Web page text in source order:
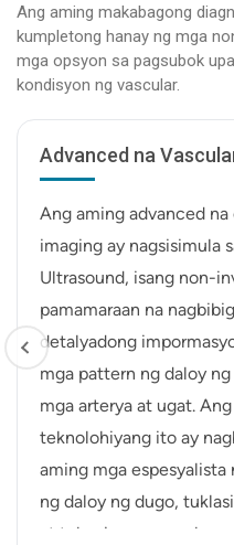
Ang aming makabagong
kumpletong hanay ng mga
mga opsyon sa pagsubok
kondisyon ng vascular.
Advanced na
Ang aming advanced
imaging ay nagsisimula
Ultrasound, isang non-
pamamaraan na
detalyadong
mga pattern ng daloy
mga arterya at ugat.
teknolohiyang ito ay
aming mga espesyalista
ng daloy ng dugo,
at tukuyin ang mga